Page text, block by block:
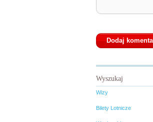
Wyszukaj
Wizy
Bilety Lotnicze